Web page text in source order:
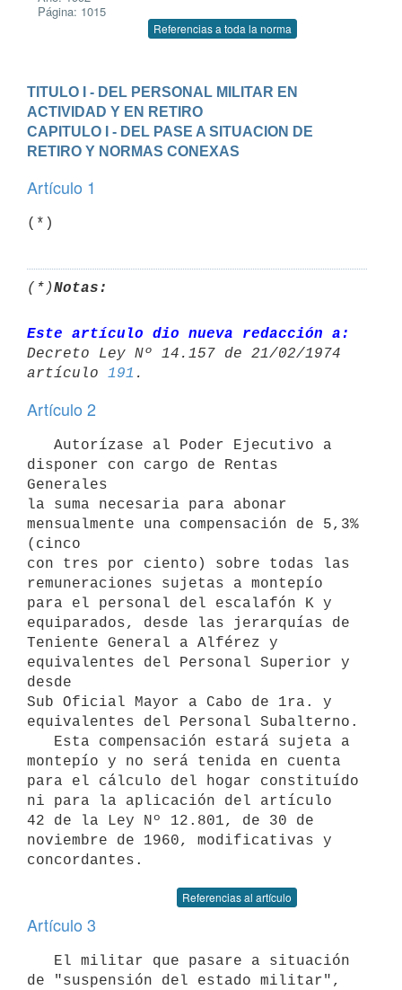
Página: 1015
Referencias a toda la norma
TITULO I - DEL PERSONAL MILITAR EN
ACTIVIDAD Y EN RETIRO
CAPITULO I - DEL PASE A SITUACION DE
RETIRO Y NORMAS CONEXAS
Artículo 1
(*)
(*)Notas:
Este artículo dio nueva redacción a:
Decreto Ley Nº 14.157 de 21/02/1974
artículo 191
Artículo 2
disponer con cargo de Rentas
Generales
la suma necesaria para abonar
mensualmente una compensación de 5,3%
(cinco
con tres por ciento) sobre todas las
remuneraciones sujetas a montepío
para el personal del escalafón K y
equiparados, desde las jerarquías de
Teniente General a Alférez y
equivalentes del Personal Superior y
desde
Sub Oficial Mayor a Cabo de 1ra. y
equivalentes del Personal Subalterno.
montepío y no será tenida en cuenta
para el cálculo del hogar constituído
ni para la aplicación del artículo
42 de la Ley Nº 12.801, de 30 de
noviembre de 1960, modificativas y
Referencias al artículo
Artículo 3
de "suspensión del estado militar",